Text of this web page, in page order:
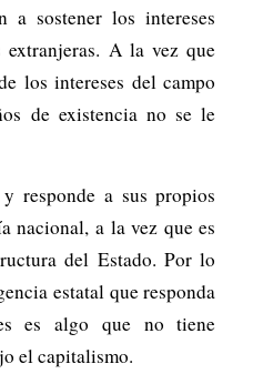
a sostener los intereses
extranjeras. A la vez que
los intereses del campo
de existencia no se le
responde a sus propios
nacional, a la vez que es
del Estado. Por lo
estatal que responda
es algo que no tiene
el capitalismo.